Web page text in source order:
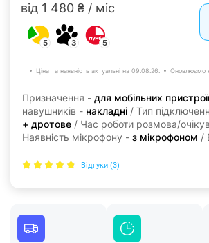
від 1 480 ₴ / міс
5 3 5
Ціна та наявність актуальні на 09.08.26. Оновлюємо
Призначення - для мобільних
навушників - накладні / Тип
+ дротове / Час роботи розмова/
Наявність мікрофону - з мікрофоном /
Відгуки (3)